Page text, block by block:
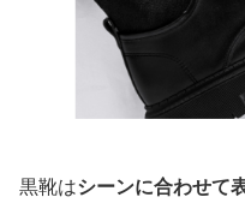
黒靴はシーンに合わせて